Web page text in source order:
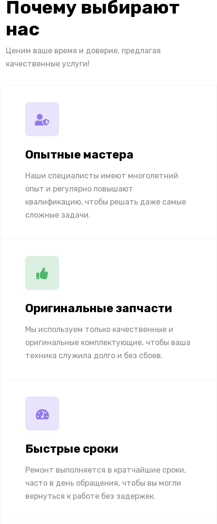
Почему выбирают
нас
Ценим ваше время и доверие, предлагая
качественные услуги!
Опытные мастера
Наши специалисты имеют многолетний
опыт и регулярно повышают
квалификацию, чтобы решать даже самые
сложные задачи.
Оригинальные запчасти
Мы используем только качественные и
оригинальные комплектующие, чтобы ваша
техника служила долго и без сбоев.
Быстрые сроки
Ремонт выполняется в кратчайшие сроки,
часто в день обращения, чтобы вы могли
вернуться к работе без задержек.